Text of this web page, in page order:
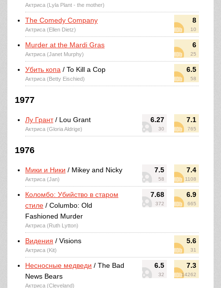
Актриса (Lyla Plant - the mother)
8
10
The Comedy Company
Актриса (Ellen Dietz)
6
25
Murder at the Mardi Gras
Актриса (Janet Murphy)
6.5
58
Убить копа / To Kill a Cop
Актриса (Betty Eischied)
1977
6.27
30
7.1
765
Лу Грант/ Lou Grant
Актриса (Gloria Aldrige)
1976
7.5
58
7.4
1108
Мики и Ники / Mikey and Nicky
Актриса (Jan)
7.68
372
6.9
665
Коломбо: Убийство в старом
стиле / Columbo: Old
Fashioned Murder
Актриса (Ruth Lytton)
5.6
31
Видения / Visions
Актриса (Kit)
6.5
32
7.3
14262
Несносные медведи / The Bad
News Bears
Актриса (Cleveland)